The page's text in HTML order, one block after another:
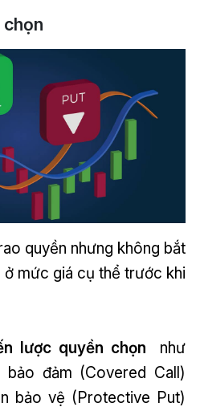
chọn
quyền nhưng không bắt
ở mức giá cụ thể trước khi
lược quyền chọn như
đảm (Covered Call)
bảo vệ (Protective Put)